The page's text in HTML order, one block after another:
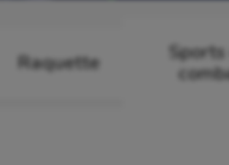
Raquette